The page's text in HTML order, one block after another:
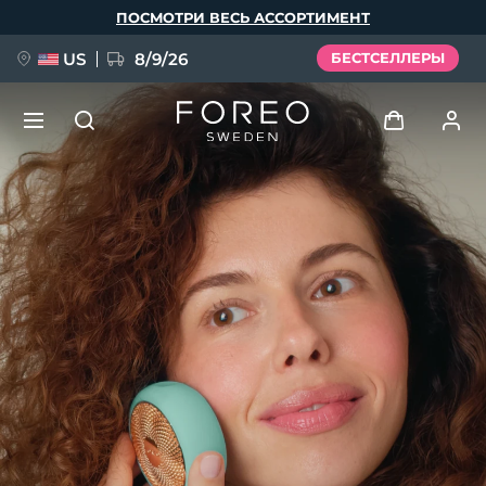
ПОСМОТРИ ВЕСЬ АССОРТИМЕНТ
US 8/9/26 БЕСТСЕЛЛЕРЫ
Войти
Профиль пользователя
Мои приборы
Мои заказы
Мои адреса
Мои подписки
НОВИНКА
FAQ™ Pure Beauty-Tech Elixir
BREAKING NEWS
issa™ Teeth Whitening Set
Язык
English Deutsch
Español
Français
Italiano
Português
Polski
Svenska
Русский
Türkçe
简体中文 繁體中文